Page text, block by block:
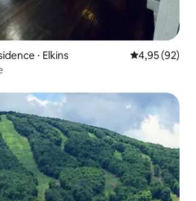
⋅ Elkins Évaluation
4,95 (92)